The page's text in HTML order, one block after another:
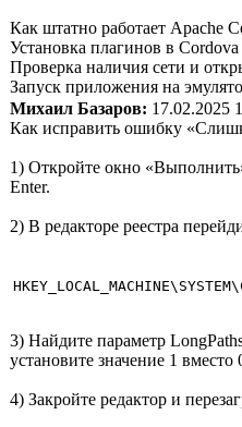
Как штатно работает Apache
Установка плагинов в Cordova
Проверка наличия сети и
Запуск приложения на
Михаил Базаров: 17.02.2025
Как исправить ошибку
1) Откройте окно
Enter.
2) В редакторе реестра
3) Найдите параметр
установите значение 1 вместо
4) Закройте редактор и